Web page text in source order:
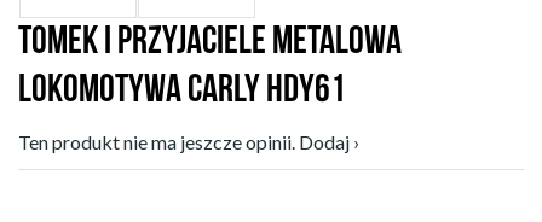
TOMEK I PRZYJACIELE METALOWA
LOKOMOTYWA CARLY HDY61
Ten produkt nie ma jeszcze opinii. Dodaj ›